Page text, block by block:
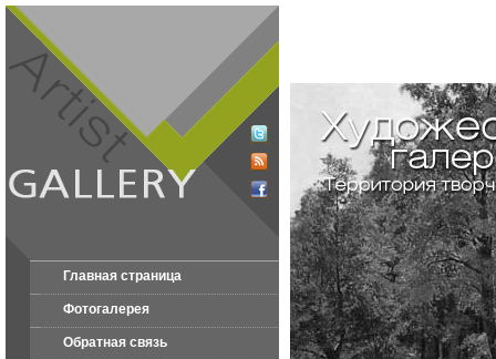
Главная страница
Фотогалерея
Обратная связь